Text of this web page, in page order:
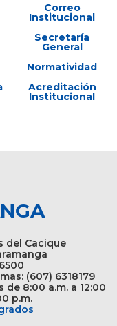
Correo
Institucional
Secretaría
General
Normatividad
Acreditación
Institucional
del Cacique
(607) 6318179
8:00 a.m. a 12:00
p.m.